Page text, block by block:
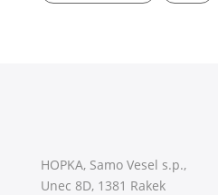
HOPKA, Samo Vesel s.p.,
Unec 8D, 1381 Rakek